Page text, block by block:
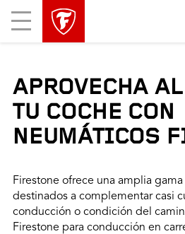
Mobile
Menu
APROVECHA
TU COCHE CON
NEUMÁTICOS
Firestone ofrece una amplia
destinados a complementar casi
conducción o condición del
Firestone para conducción en